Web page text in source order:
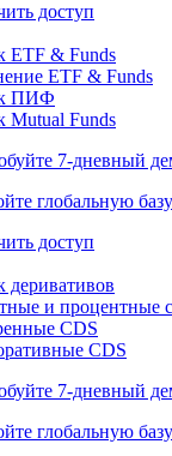
7-дневный
глобальную
доступ
ETF & Funds
Mutual Funds
7-дневный
глобальную
доступ
и процентные
CDS